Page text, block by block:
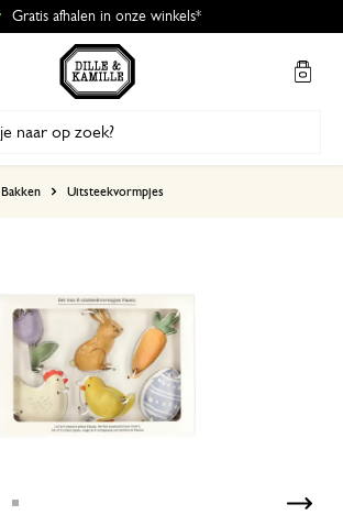
Gratis afhalen in onze winkels*
Bakken Uitsteekvormpjes